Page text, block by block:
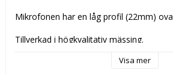
Mikrofonen har en låg profil (22mm)
Tillverkad i högkvalitativ mässing.
Visa mer